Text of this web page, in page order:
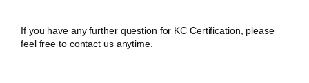
If you have any further question for KC Certification, please
feel free to contact us anytime.